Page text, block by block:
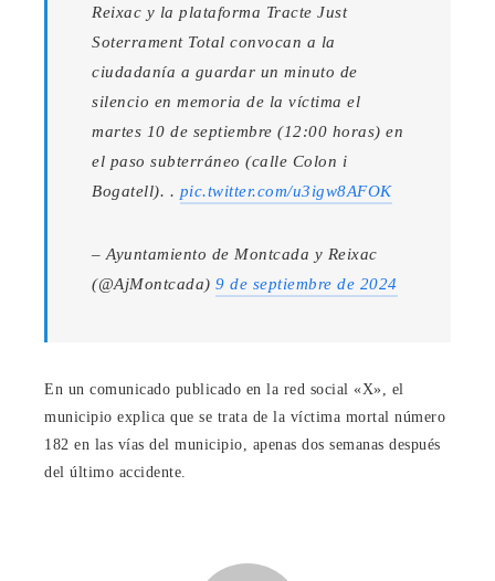
Reixac y la plataforma Tracte Just
Soterrament Total convocan a la
ciudadanía a guardar un minuto de
silencio en memoria de la víctima el
martes 10 de septiembre (12:00 horas) en
el paso subterráneo (calle Colon i
Bogatell). . pic.twitter.com/u3igw8AFOK
– Ayuntamiento de Montcada y Reixac
(@AjMontcada) 9 de septiembre de 2024
En un comunicado publicado en la red social «X», el
municipio explica que se trata de la víctima mortal número
182 en las vías del municipio, apenas dos semanas después
del último accidente.